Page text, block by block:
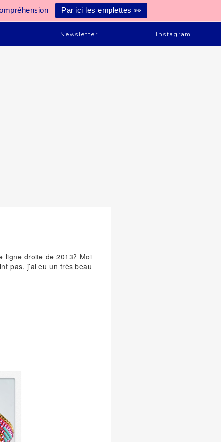
Par ici les emplettes 👀
Newsletter Instagram
ligne droite de 2013? Moi
pas, j’ai eu un très beau